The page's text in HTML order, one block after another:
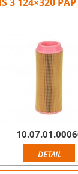
DETAIL